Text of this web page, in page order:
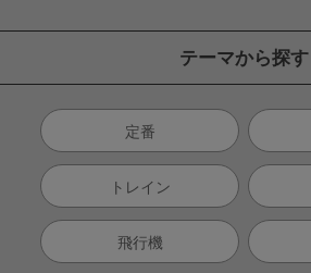
テーマから探す
定番
トレイン
飛行機